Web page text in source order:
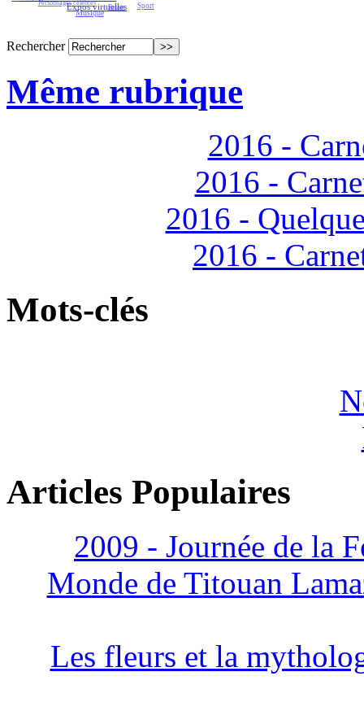
Lorraine
Propagande
Mobilité - Réseaux sociaux
Musique
Expos virtuelles
Rechercher
Même rubrique
2016 -
2016 -
2016 -
2016 -
Mots-clés
Articles Populaires
2009 - Journée de la
Monde de Titouan
Les fleurs et la